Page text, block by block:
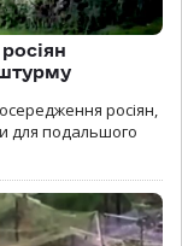
росіян,
для подальшого